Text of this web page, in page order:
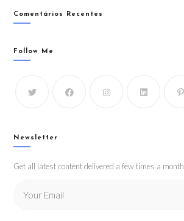
Comentários Recentes
Follow Me
Newsletter
Get all latest content delivered a few times a month.